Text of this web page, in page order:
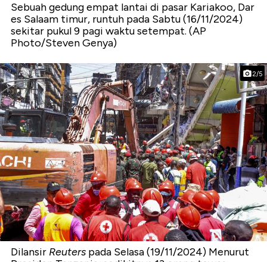
Sebuah gedung empat lantai di pasar Kariakoo, Dar
es Salaam timur, runtuh pada Sabtu (16/11/2024)
sekitar pukul 9 pagi waktu setempat. (AP
Photo/Steven Genya)
2/5
Dilansir Reuters pada Selasa (19/11/2024) Menurut